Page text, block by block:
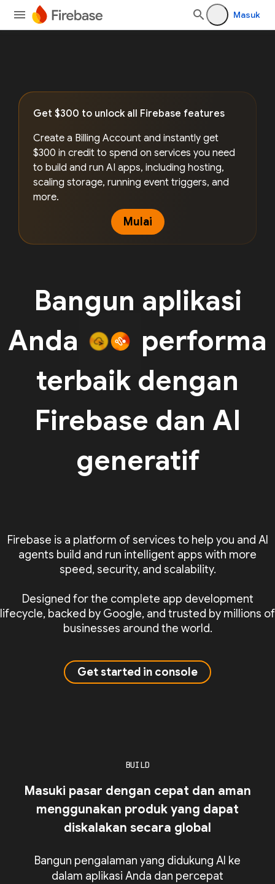
Masuk
Get $300 to unlock all Firebase features
Create a Billing Account and instantly get
$300 in credit to spend on services you need
to build and run AI apps, including hosting,
scaling storage, running event triggers, and
more.
Mulai
Bangun aplikasi
Anda
performa
terbaik dengan
Firebase dan AI
generatif
Firebase is a platform of services to help you and AI
agents build and run intelligent apps with more
speed, security, and scalability.
Designed for the complete app development
lifecycle, backed by Google, and trusted by millions of
businesses around the world.
Get started in console
BUILD
Masuki pasar dengan cepat dan aman
menggunakan produk yang dapat
diskalakan secara global
Bangun pengalaman yang didukung AI ke
dalam aplikasi Anda dan percepat